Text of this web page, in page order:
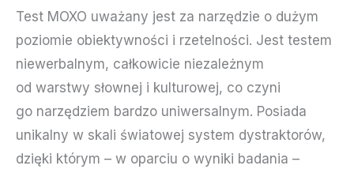
Test MOXO uważany jest za narzędzie o dużym
poziomie obiektywności i rzetelności. Jest testem
niewerbalnym, całkowicie niezależnym
od warstwy słownej i kulturowej, co czyni
go narzędziem bardzo uniwersalnym. Posiada
unikalny w skali światowej system dystraktorów,
dzięki którym – w oparciu o wyniki badania –